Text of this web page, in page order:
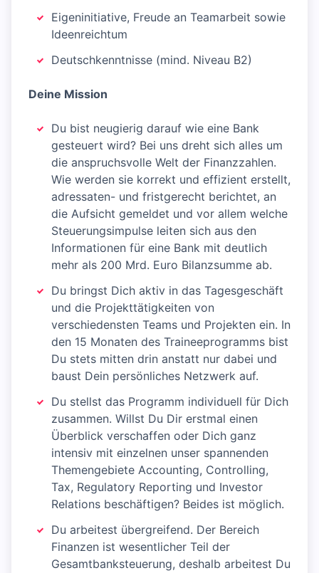
Eigeninitiative, Freude an Teamarbeit sowie
Ideenreichtum
Deutschkenntnisse (mind. Niveau B2)
Deine Mission
Du bist neugierig darauf wie eine Bank
gesteuert wird? Bei uns dreht sich alles um
die anspruchsvolle Welt der Finanzzahlen.
Wie werden sie korrekt und effizient erstellt,
adressaten- und fristgerecht berichtet, an
die Aufsicht gemeldet und vor allem welche
Steuerungsimpulse leiten sich aus den
Informationen für eine Bank mit deutlich
mehr als 200 Mrd. Euro Bilanzsumme ab.
Du bringst Dich aktiv in das Tagesgeschäft
und die Projekttätigkeiten von
verschiedensten Teams und Projekten ein. In
den 15 Monaten des Traineeprogramms bist
Du stets mitten drin anstatt nur dabei und
baust Dein persönliches Netzwerk auf.
Du stellst das Programm individuell für Dich
zusammen. Willst Du Dir erstmal einen
Überblick verschaffen oder Dich ganz
intensiv mit einzelnen unser spannenden
Themengebiete Accounting, Controlling,
Tax, Regulatory Reporting und Investor
Relations beschäftigen? Beides ist möglich.
Du arbeitest übergreifend. Der Bereich
Finanzen ist wesentlicher Teil der
Gesamtbanksteuerung, deshalb arbeitest Du